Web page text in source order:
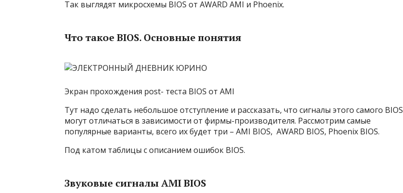
Так выглядят микросхемы BIOS от AWARD AMI и Phoenix.
Что такое BIOS. Основные понятия
Экран прохождения post- теста BIOS от AMI
Тут надо сделать небольшое отступление и рассказать, что сигналы этого самого BIOS
могут отличаться в зависимости от фирмы-производителя. Рассмотрим самые
популярные варианты, всего их будет три – AMI BIOS, AWARD BIOS, Phoenix BIOS.
Под катом таблицы с описанием ошибок BIOS.
Звуковые сигналы AMI BIOS